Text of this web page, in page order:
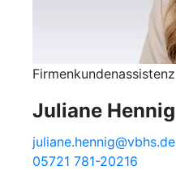
Firmenkundenassistenz
Juliane Hennig
juliane.hennig@vbhs.de
05721 781-20216